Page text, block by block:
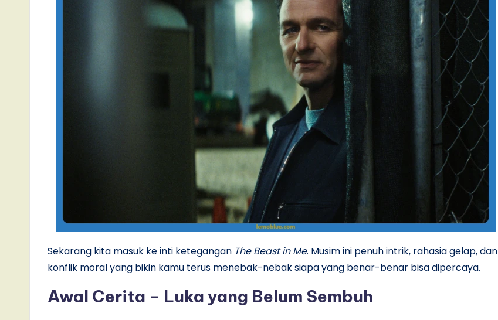
Sekarang kita masuk ke inti ketegangan The Beast in Me. Musim ini penuh intrik, rahasia gelap, dan
konflik moral yang bikin kamu terus menebak-nebak siapa yang benar-benar bisa dipercaya.
Awal Cerita – Luka yang Belum Sembuh